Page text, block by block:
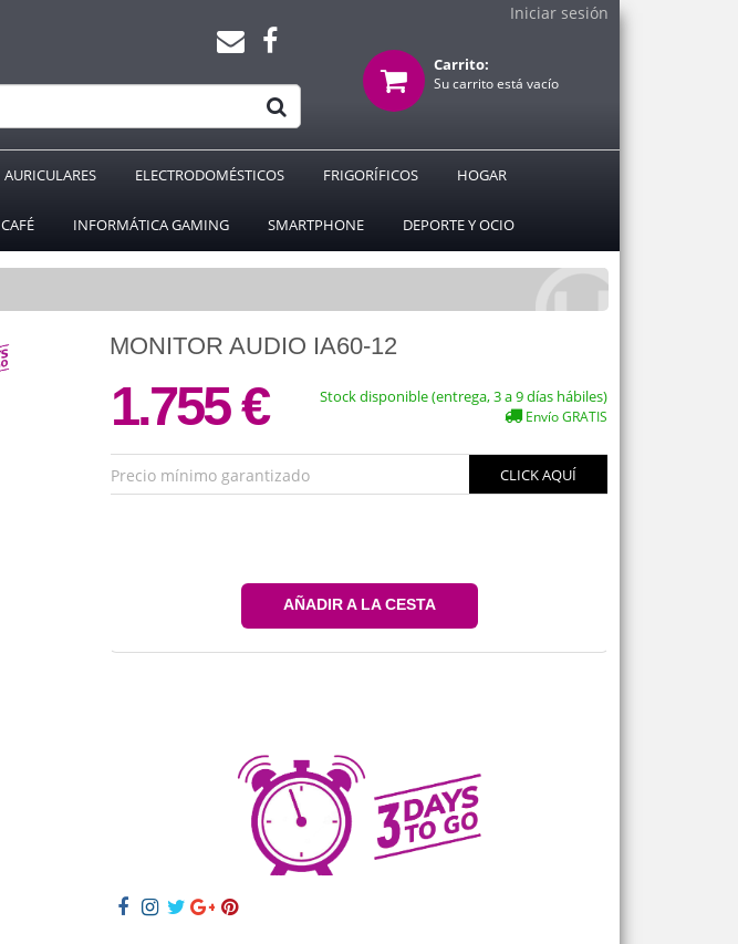
Iniciar sesión
Carrito:
Su carrito está vacío
AURICULARES ELECTRODOMÉSTICOS FRIGORÍFICOS HOGAR
CAFÉ INFORMÁTICA GAMING SMARTPHONE DEPORTE Y OCIO
MONITOR AUDIO IA60-12
1.755 € Stock disponible (entrega, 3 a 9 días hábiles)
Envío GRATIS
Precio mínimo garantizado CLICK AQUÍ
AÑADIR A LA CESTA